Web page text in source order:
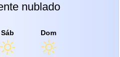
nublado
Sáb Dom